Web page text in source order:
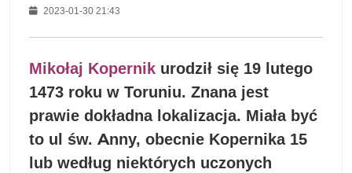
2023-01-30 21:43
Mikołaj Kopernik urodził się 19 lutego
1473 roku w Toruniu. Znana jest
prawie dokładna lokalizacja. Miała być
to ul św. Anny, obecnie Kopernika 15
lub według niektórych uczonych